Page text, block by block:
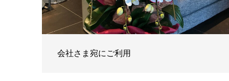
会社さま宛にご利用